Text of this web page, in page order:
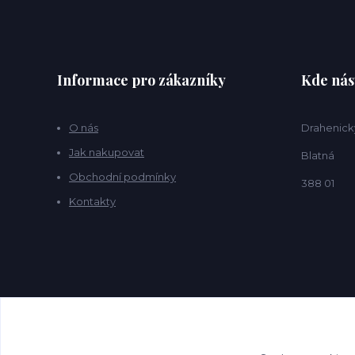
Informace pro zákazníky
O nás
Jak nakupovat
Obchodní podmínky
Kontakty
Kde
Blatná
388 01